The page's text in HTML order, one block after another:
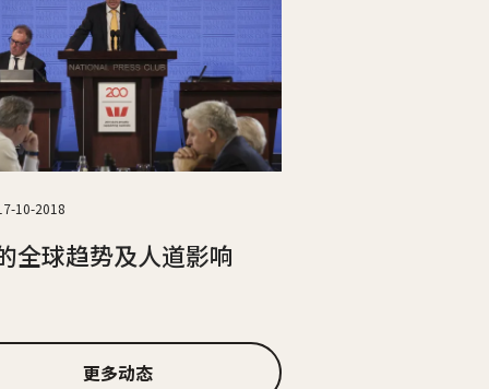
10-2018
全球趋势及人道影响
更多动态